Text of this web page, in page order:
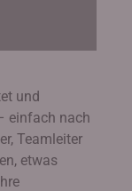
und
einfach nach
Teamleiter
etwas